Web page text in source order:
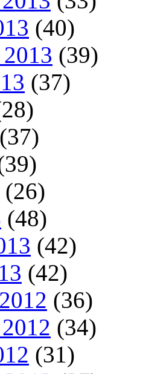
(40)
(39)
(37)
(37)
(26)
(48)
(42)
(42)
(36)
(34)
(31)